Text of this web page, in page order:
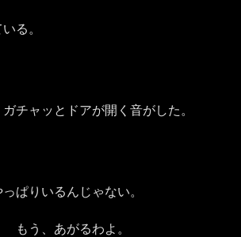
る。
チャッとドアが開く音がした。
りいるんじゃない。
もう、あがるわよ。